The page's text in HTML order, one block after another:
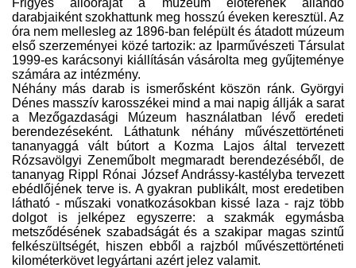
darabjaiként szokhattunk meg hosszú éveken keresztül. Az
óra nem mellesleg az 1896-ban felépült és átadott múzeum
első szerzeményei közé tartozik: az Iparművészeti Társulat
1999-es karácsonyi kiállításán vásárolta meg gyűjteménye
számára az intézmény.
Néhány más darab is ismerősként köszön ránk. Györgyi
Dénes masszív karosszékei mind a mai napig állják a sarat
a Mezőgazdasági Múzeum használatban lévő eredeti
berendezéseként. Láthatunk néhány művészettörténeti
tananyaggá vált bútort a Kozma Lajos által tervezett
Rózsavölgyi Zeneműbolt megmaradt berendezéséből, de
tananyag Rippl Rónai József Andrássy-kastélyba tervezett
ebédlőjének terve is. A gyakran publikált, most eredetiben
látható - műszaki vonatkozásokban kissé laza - rajz több
dolgot is jelképez egyszerre: a szakmák egymásba
metsződésének szabadságát és a szakipar magas szintű
felkészültségét, hiszen ebből a rajzból művészettörténeti
kilométerkövet legyártani azért jelez valamit.